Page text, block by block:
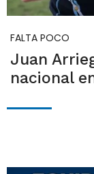
FALTA POCO
Juan
nacional